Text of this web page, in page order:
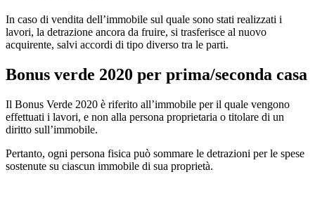
In caso di vendita dell’immobile sul quale sono stati realizzati i
lavori, la detrazione ancora da fruire, si trasferisce al nuovo
acquirente, salvi accordi di tipo diverso tra le parti.
Bonus verde 2020 per prima/seconda casa
Il Bonus Verde 2020 è riferito all’immobile per il quale vengono
effettuati i lavori, e non alla persona proprietaria o titolare di un
diritto sull’immobile.
Pertanto, ogni persona fisica può sommare le detrazioni per le spese
sostenute su ciascun immobile di sua proprietà.